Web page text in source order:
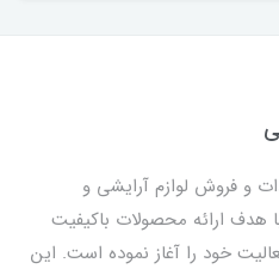
و فروش لوازم آرایشی و
اورجینال، از سال 1394 با هدف ارائه محصولات باکیفیت
خود را آغاز نموده است. این